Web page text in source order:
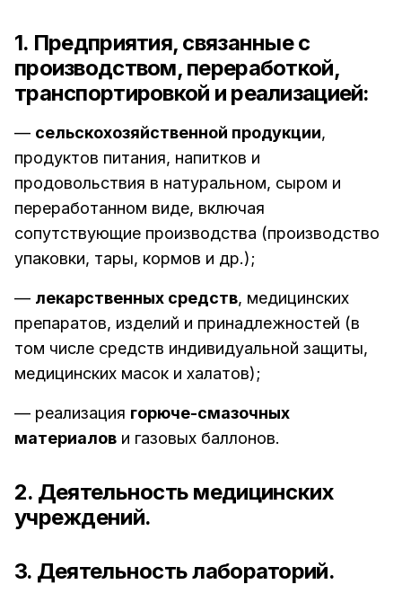
1. Предприятия, связанные с
производством, переработкой,
транспортировкой и реализацией:
— сельскохозяйственной продукции,
продуктов питания, напитков и
продовольствия в натуральном, сыром и
переработанном виде, включая
сопутствующие производства (производство
упаковки, тары, кормов и др.);
— лекарственных средств, медицинских
препаратов, изделий и принадлежностей (в
том числе средств индивидуальной защиты,
медицинских масок и халатов);
— реализация горюче-смазочных
материалов и газовых баллонов.
2. Деятельность медицинских
учреждений.
3. Деятельность лабораторий.